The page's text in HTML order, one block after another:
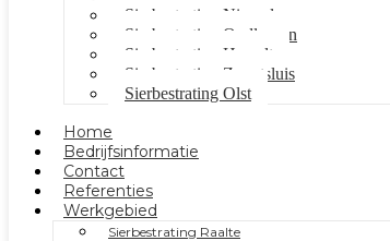
Sierbestrating Nieuwleusen
Sierbestrating Oudleusen
Sierbestrating Hasselt
Sierbestrating Zwartsluis
Sierbestrating Olst
Home
Bedrijfsinformatie
Contact
Referenties
Werkgebied
Sierbestrating Raalte